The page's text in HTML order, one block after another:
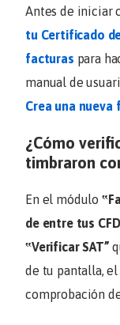
Antes de iniciar
tu Certificado
facturas para
manual de
Crea una nueva
¿Cómo
timbraron
En el módulo ‟
de entre tus
‟Verificar SAT”
de tu pantalla,
comprobación